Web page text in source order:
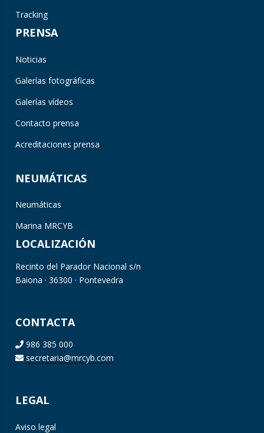
Tracking
PRENSA
Noticias
Galerías fotográficas
Galerías vídeos
Contacto prensa
Acreditaciones prensa
NEUMÁTICAS
Neumáticas
Marina MRCYB
LOCALIZACIÓN
Recinto del Parador Nacional s/n
Baiona · 36300 · Pontevedra
CONTACTA
986 385 000
secretaria@mrcyb.com
LEGAL
Aviso legal